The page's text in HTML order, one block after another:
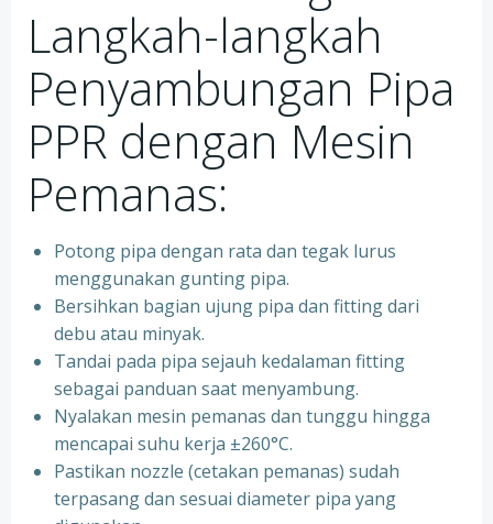
Langkah-langkah
Penyambungan Pipa
PPR dengan Mesin
Pemanas:
Potong pipa dengan rata dan tegak lurus
menggunakan gunting pipa.
Bersihkan bagian ujung pipa dan fitting dari
debu atau minyak.
Tandai pada pipa sejauh kedalaman fitting
sebagai panduan saat menyambung.
Nyalakan mesin pemanas dan tunggu hingga
mencapai suhu kerja ±260°C.
Pastikan nozzle (cetakan pemanas) sudah
terpasang dan sesuai diameter pipa yang